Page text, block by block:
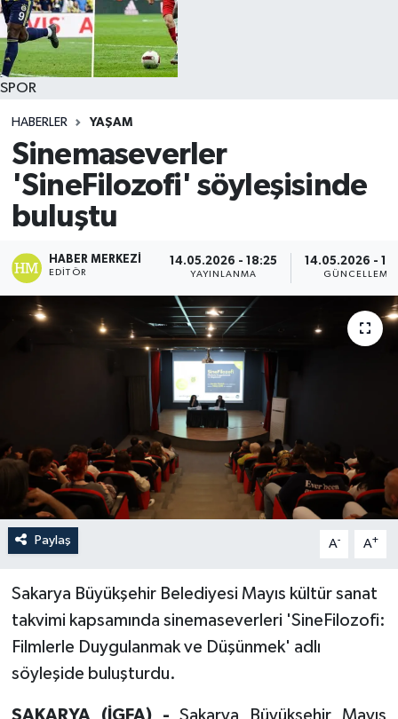
SPOR
HABERLER YAŞAM
Sinemaseverler
'SineFilozofi' söyleşisinde
buluştu
HABER MERKEZI
EDITÖR
14.05.2026 - 18:25
YAYINLANMA
14.05.2026 -
GÜNCELLEME
Paylaş A- A+
Sakarya Büyükşehir Belediyesi Mayıs kültür sanat
takvimi kapsamında sinemaseverleri 'SineFilozofi:
Filmlerle Duygulanmak ve Düşünmek' adlı
söyleşide buluşturdu.
SAKARYA (İGFA) -Sakarya Büyükşehir Mayıs